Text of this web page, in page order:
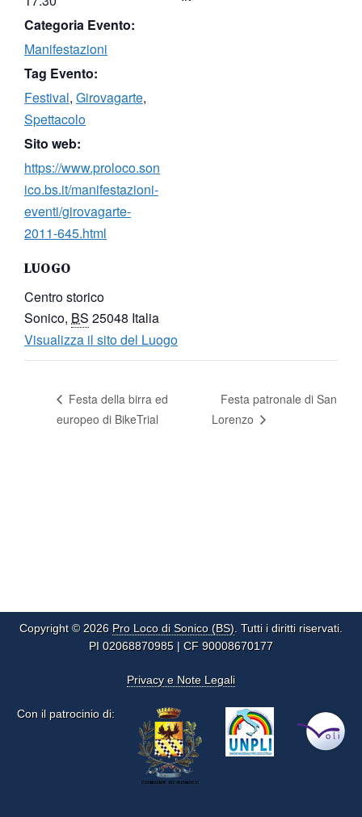
Categoria Evento:
Manifestazioni
Tag Evento:
Festival, Girovagarte,
Spettacolo
Sito web:
https://www.proloco.son
ico.bs.it/manifestazioni-
eventi/girovagarte-
2011-645.html
LUOGO
Centro storico
Sonico, BS 25048 Italia
Visualizza il sito del Luogo
Festa della birra ed
europeo di BikeTrial
Festa patronale di San
Lorenzo
Copyright © 2026 Pro Loco di Sonico (BS). Tutti i diritti riservati.
PI 02068870985 | CF 90008670177
Privacy e Note Legali
Con il patrocinio di: